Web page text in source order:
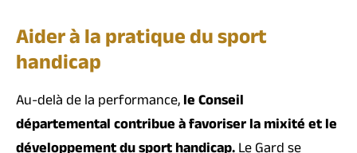
Aider à la pratique du sport
handicap
Au-delà de la performance,le Conseil
départemental contribue à favoriser la mixité et le